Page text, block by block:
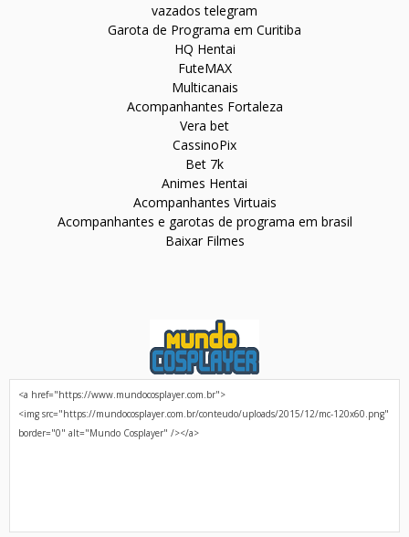
vazados telegram
Garota de Programa em Curitiba
HQ Hentai
FuteMAX
Multicanais
Acompanhantes Fortaleza
Vera bet
CassinoPix
Bet 7k
Animes Hentai
Acompanhantes Virtuais
Acompanhantes e garotas de programa em brasil
Baixar Filmes